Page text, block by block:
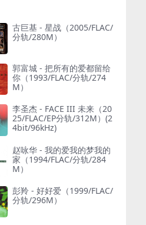
古巨基 - 星战（2005/FLAC/
分轨/280M）
郭富城 - 把所有的爱都留给
你（1993/FLAC/分轨/274
M）
李圣杰 - FACE III 未来（20
25/FLAC/EP分轨/312M）(2
4bit/96kHz)
赵咏华 - 我的爱我的梦我的
家（1994/FLAC/分轨/284
M）
彭羚 - 好好爱（1999/FLAC/
分轨/296M）